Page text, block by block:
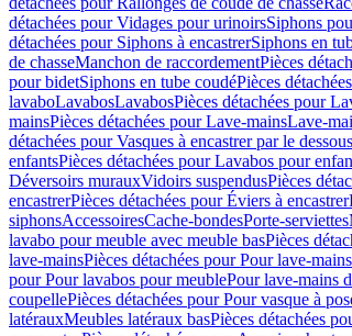
détachées pour Vidages pour urinoirsSiphons
détachées pour Siphons à encastrerSiphons en
de chasseManchon de raccordementPièces
pour bidetSiphons en tube coudéPièces
lavaboLavabosLavabosPièces détachées pour
mainsPièces détachées pour Lave-mainsLave-
détachées pour Vasques à encastrer par le dessous
enfantsPièces détachées pour Lavabos pour
Déversoirs murauxVidoirs suspendusPièces
encastrerPièces détachées pour Éviers à encastrer
siphonsAccessoiresCache-bondesPorte-serviettes
lavabo pour meuble avec meuble basPièces
lave-mainsPièces détachées pour Pour lave-mains
pour Pour lavabos pour meublePour lave-mains
coupellePièces détachées pour Pour vasque à
latérauxMeubles latéraux basPièces détachées